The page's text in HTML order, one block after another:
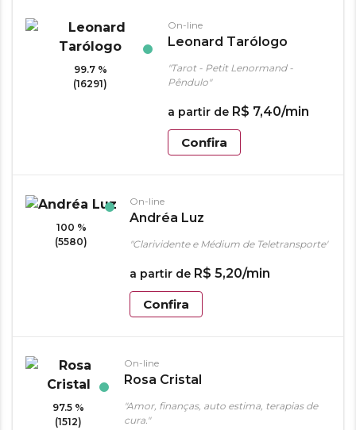
99.7 %
(16291)
On-line
Leonard Tarólogo
"Tarot - Petit Lenormand -
Pêndulo"
a partir de R$ 7,40/min
Confira
100 %
(5580)
On-line
Andréa Luz
"Clarividente e Médium de Teletransporte"
a partir de R$ 5,20/min
Confira
97.5 %
(1512)
On-line
Rosa Cristal
"Amor, finanças, auto estima, terapias de
cura."